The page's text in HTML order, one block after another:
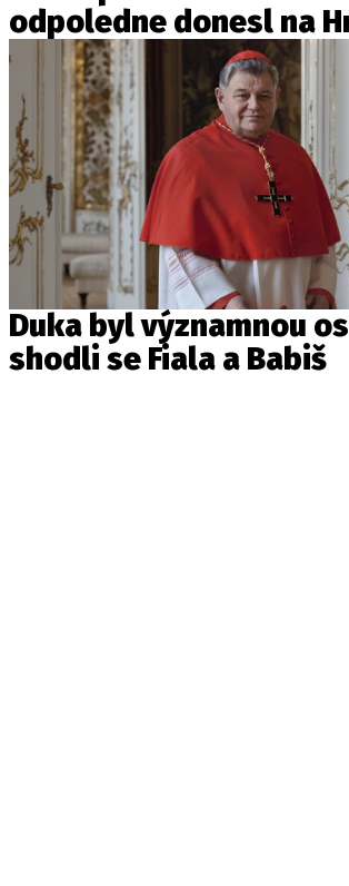
odpoledne donesl na
Duka byl významnou
shodli se Fiala a Babiš